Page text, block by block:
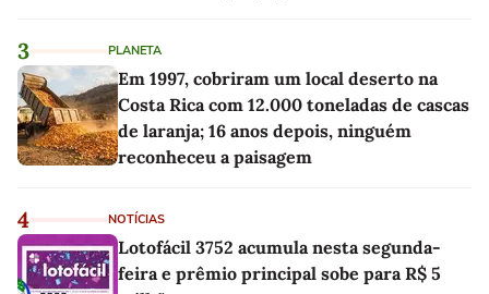
3 PLANETA
Em 1997, cobriram um local deserto na
Costa Rica com 12.000 toneladas de cascas
de laranja; 16 anos depois, ninguém
reconheceu a paisagem
4 NOTÍCIAS
Lotofácil 3752 acumula nesta segunda-
feira e prêmio principal sobe para R$ 5